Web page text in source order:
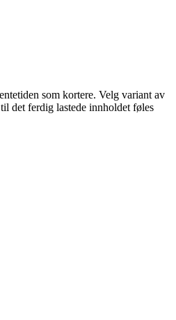
som kortere. Velg variant av
det ferdig lastede innholdet føles